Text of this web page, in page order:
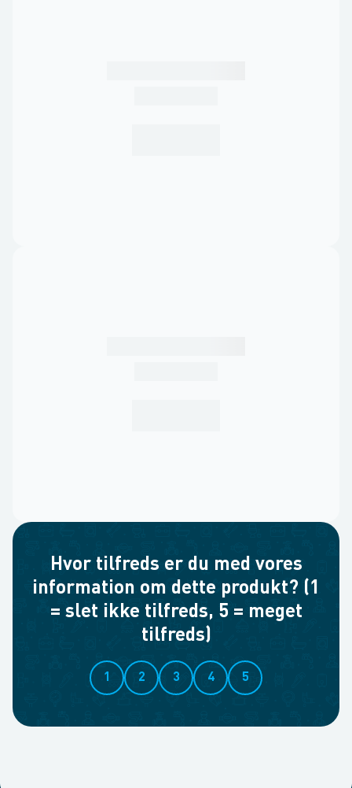
Hvor tilfreds er du med vores
information om dette produkt? (1
= slet ikke tilfreds, 5 = meget
tilfreds)
1 2 3 4 5